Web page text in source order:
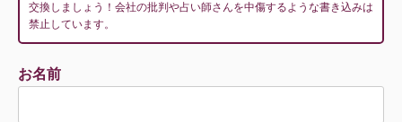
交換しましょう！会社の批判や占い師さんを中傷するような書き込みは
禁止しています。
お名前